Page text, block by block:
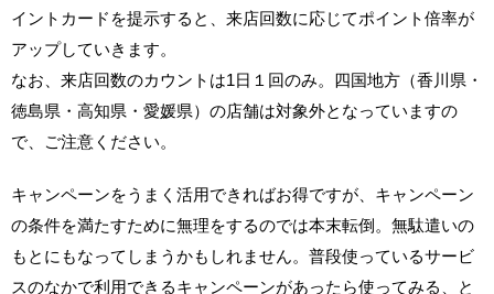
イントカードを提示すると、来店回数に応じてポイント倍率が
アップしていきます。
なお、来店回数のカウントは1日１回のみ。四国地方（香川県・
徳島県・高知県・愛媛県）の店舗は対象外となっていますの
で、ご注意ください。
キャンペーンをうまく活用できればお得ですが、キャンペーン
の条件を満たすために無理をするのでは本末転倒。無駄遣いの
もとにもなってしまうかもしれません。普段使っているサービ
スのなかで利用できるキャンペーンがあったら使ってみる、と